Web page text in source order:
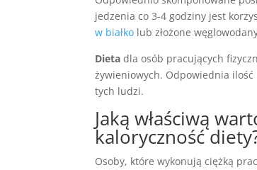
jedzenia co 3-4 godziny jest
w białko lub złożone
Dieta dla osób pracujących
żywieniowych. Odpowiednia
tych ludzi.
Jaką właściwą
kaloryczność diety
Osoby, które wykonują ciężką